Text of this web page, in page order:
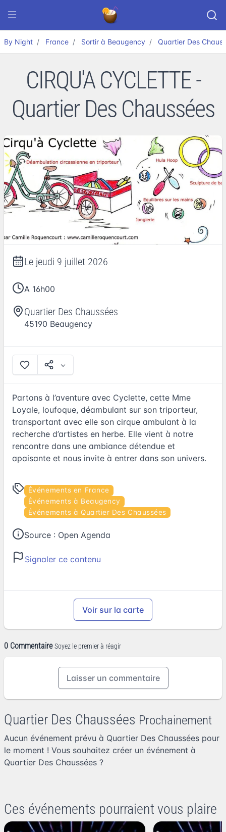
By Night France Sortir à Beaugency Quartier Des
CIRQU'A CYCLETTE -
Quartier Des Chaussées
Le jeudi 9 juillet 2026
A 16h00
Quartier Des Chaussées
45190 Beaugency
Partons à l’aventure avec Cyclette, cette Mme
Loyale, loufoque, déambulant sur son triporteur,
transportant avec elle son cirque ambulant à la
recherche d’artistes en herbe. Elle vient à notre
rencontre dans une ambiance détendue et
apaisante et nous invite à entrer dans son univers.
Événements en France
Événements à Beaugency
Événements à Quartier Des Chaussées
Source : Open Agenda
Signaler ce contenu
Voir sur la carte
0 Commentaire Soyez le premier à réagir
Laisser un commentaire
Quartier Des Chaussées Prochainement
Aucun événement prévu à Quartier Des Chaussées pour
le moment ! Vous souhaitez créer un événement à
Quartier Des Chaussées ?
Ces événements pourraient vous plaire